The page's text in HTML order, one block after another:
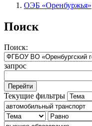
ОЭБ «Оренбуржья»
Поиск
Поиск:
запрос
Текущие фильтры